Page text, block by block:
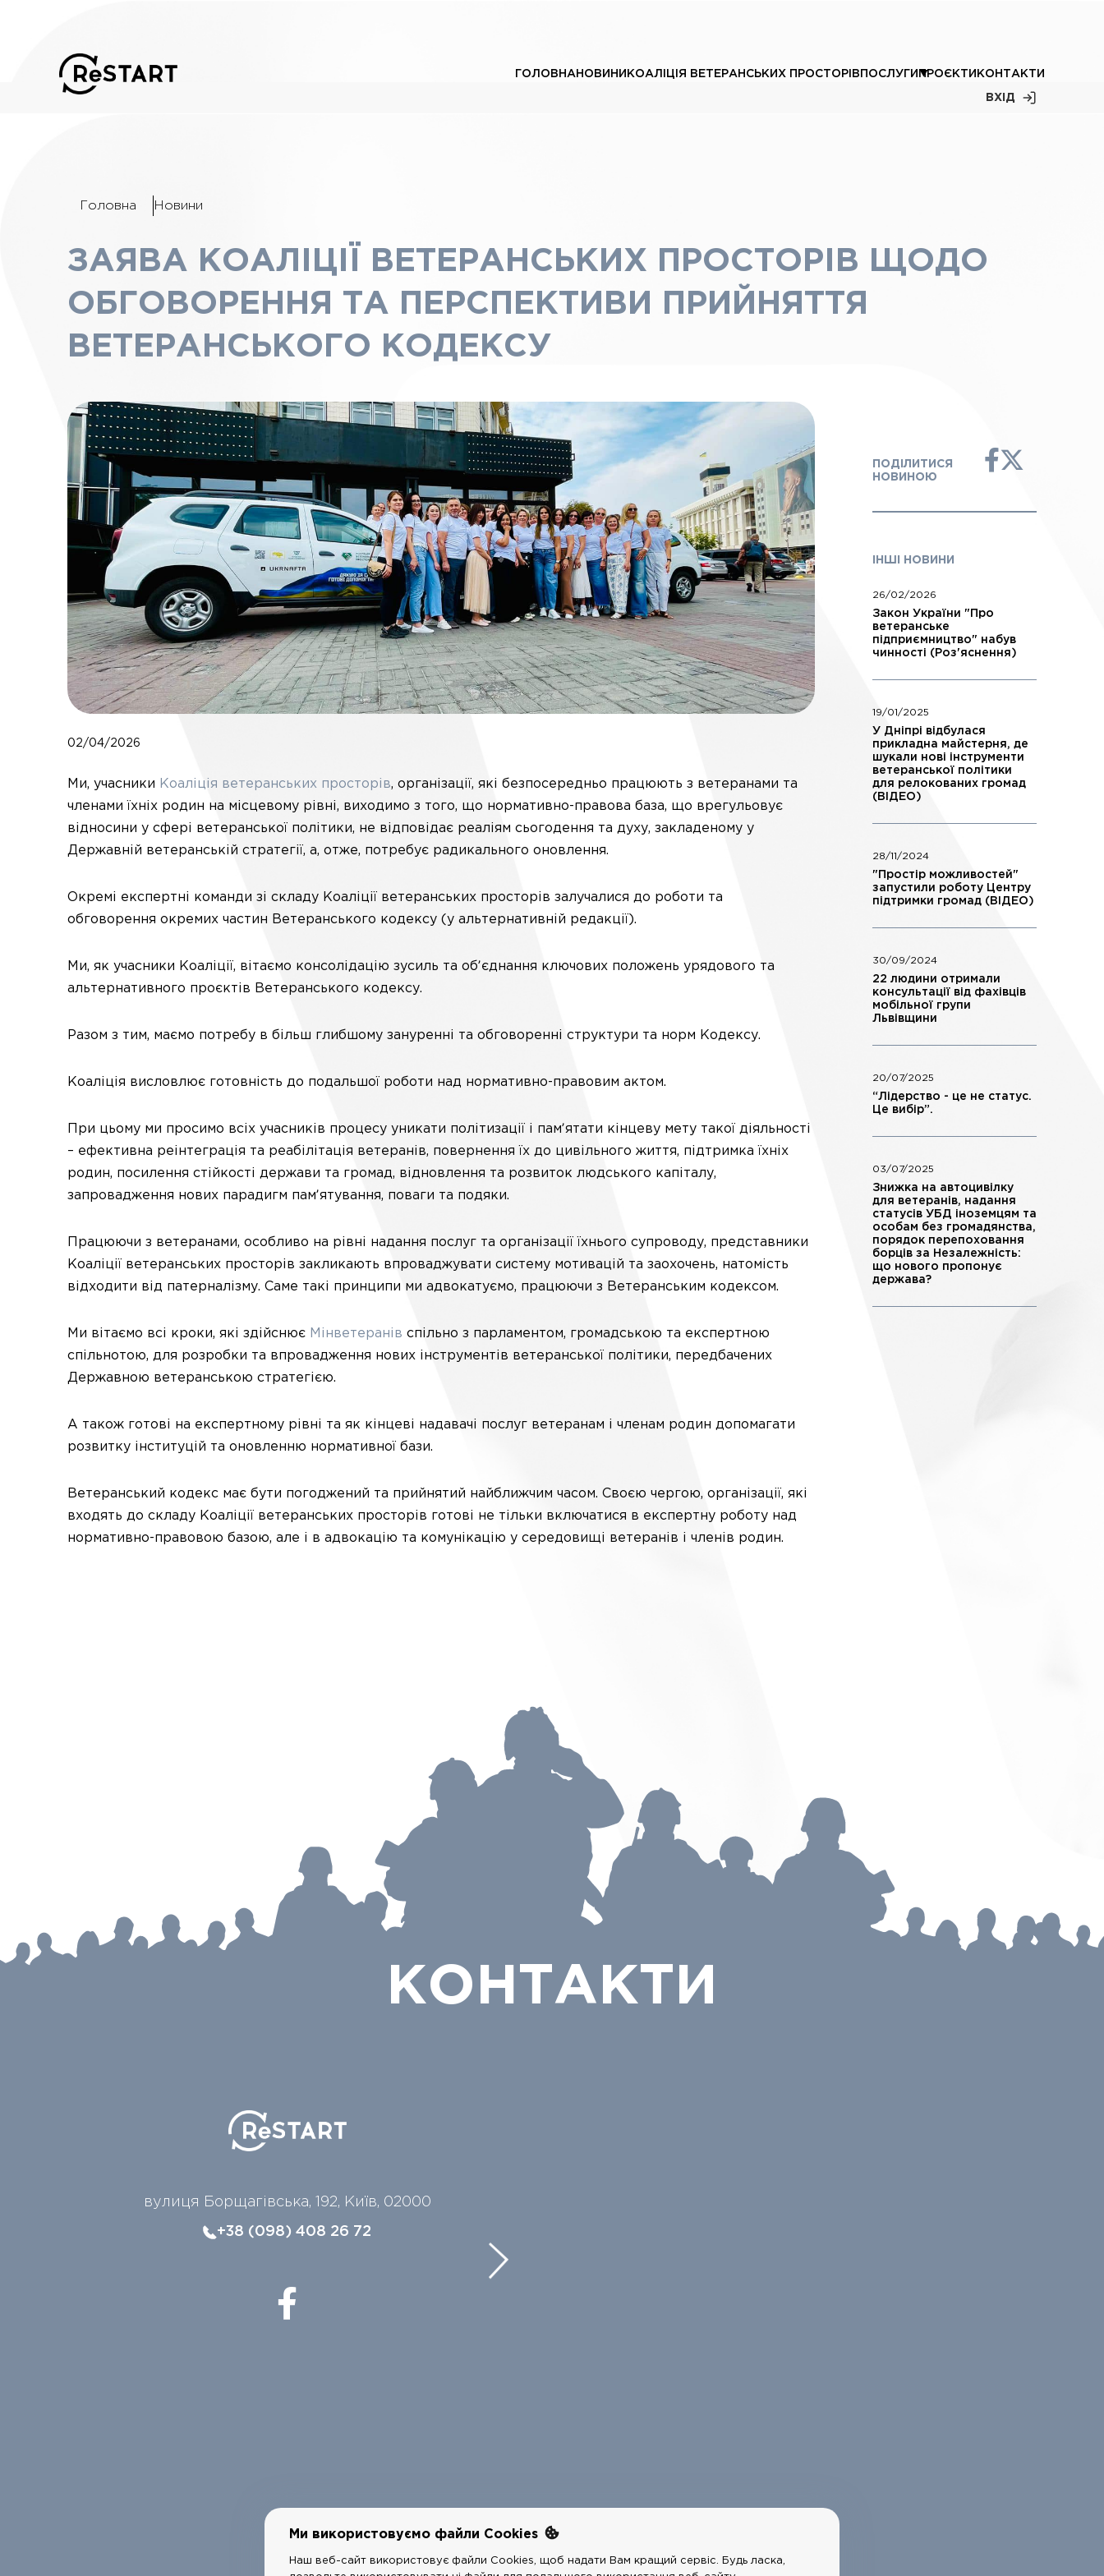
ВХІД
ГОЛОВНА НОВИНИ КОАЛІЦІЯ ВЕТЕРАНСЬКИХ ПРОСТОРІВ ПОСЛУГИ ПРОЄКТИ КОНТАКТИ
Головна Новини
ЗАЯВА КОАЛІЦІЇ ВЕТЕРАНСЬКИХ ПРОСТОРІВ ЩОДО
ОБГОВОРЕННЯ ТА ПЕРСПЕКТИВИ ПРИЙНЯТТЯ
ВЕТЕРАНСЬКОГО КОДЕКСУ
02/04/2026
Ми, учасники Коаліція ветеранських просторів, організації, які безпосередньо працюють з ветеранами та
членами їхніх родин на місцевому рівні, виходимо з того, що нормативно-правова база, що врегульовує
відносини у сфері ветеранської політики, не відповідає реаліям сьогодення та духу, закладеному у
Державній ветеранській стратегії, а, отже, потребує радикального оновлення.
Окремі експертні команди зі складу Коаліції ветеранських просторів залучалися до роботи та
обговорення окремих частин Ветеранського кодексу (у альтернативній редакції).
Ми, як учасники Коаліції, вітаємо консолідацію зусиль та обʼєднання ключових положень урядового та
альтернативного проєктів Ветеранського кодексу.
Разом з тим, маємо потребу в більш глибшому зануренні та обговоренні структури та норм Кодексу.
Коаліція висловлює готовність до подальшої роботи над нормативно-правовим актом.
При цьому ми просимо всіх учасників процесу уникати політизації і памʼятати кінцеву мету такої діяльності
– ефективна реінтеграція та реабілітація ветеранів, повернення їх до цивільного життя, підтримка їхніх
родин, посилення стійкості держави та громад, відновлення та розвиток людського капіталу,
запровадження нових парадигм памʼятування, поваги та подяки.
Працюючи з ветеранами, особливо на рівні надання послуг та організації їхнього супроводу, представники
Коаліції ветеранських просторів закликають впроваджувати систему мотивацій та заохочень, натомість
відходити від патерналізму. Саме такі принципи ми адвокатуємо, працюючи з Ветеранським кодексом.
Ми вітаємо всі кроки, які здійснює Мінветеранів спільно з парламентом, громадською та експертною
спільнотою, для розробки та впровадження нових інструментів ветеранської політики, передбачених
Державною ветеранською стратегією.
А також готові на експертному рівні та як кінцеві надавачі послуг ветеранам і членам родин допомагати
розвитку інституцій та оновленню нормативної бази.
Ветеранський кодекс має бути погоджений та прийнятий найближчим часом. Своєю чергою, організації, які
входять до складу Коаліції ветеранських просторів готові не тільки включатися в експертну роботу над
нормативно-правовою базою, але і в адвокацію та комунікацію у середовищі ветеранів і членів родин.
ПОДІЛИТИСЯ
НОВИНОЮ
ІНШІ НОВИНИ
26/02/2026
Закон України "Про
ветеранське
підприємництво" набув
чинності (Роз'яснення)
19/01/2025
У Дніпрі відбулася
прикладна майстерня, де
шукали нові інструменти
ветеранської політики
для релокованих громад
(ВІДЕО)
28/11/2024
"Простір можливостей"
запустили роботу Центру
підтримки громад (ВІДЕО)
30/09/2024
22 людини отримали
консультації від фахівців
мобільної групи
Львівщини
20/07/2025
“Лідерство - це не статус.
Це вибір”.
03/07/2025
Знижка на автоцивілку
для ветеранів, надання
статусів УБД іноземцям та
особам без громадянства,
порядок перепоховання
борців за Незалежність:
що нового пропонує
держава?
КОНТАКТИ
вулиця Борщагівська, 192, Київ, 02000
+38 (098) 408 26 72
COPYRIGHTS @ РЕСТАРТ 2026 - ALL RIGHTS RESERVED
Ми використовуємо файли Cookies
Наш веб-сайт використовує файли Cookies, щоб надати Вам кращий сервіс. Будь ласка,